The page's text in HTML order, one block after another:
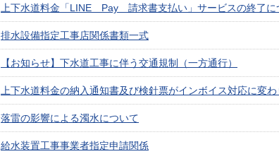
上下水道料金「LINE Pay 請求書支払い」サービスの終了に
排水設備指定工事店関係書類一式
【お知らせ】下水道工事に伴う交通規制（一方通行）
上下水道料金の納入通知書及び検針票がインボイス対応に変
落雷の影響による濁水について
給水装置工事事業者指定申請関係